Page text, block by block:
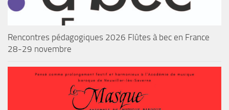
Rencontres pédagogiques 2026 Flûtes à bec en France
28-29 novembre